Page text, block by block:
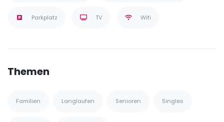
Parkplatz TV Wifi
Themen
Familien Langlaufen Senioren Singles